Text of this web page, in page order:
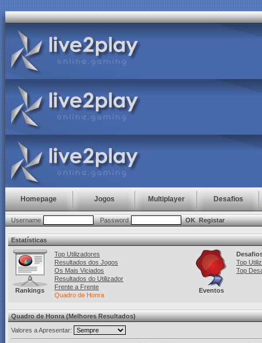
Homepage Jogos Multiplayer Desafios
Username Password OK Registar
Estatísticas
Rankings
Top Utilizadores
Resultados dos Jogos
Os Mais Viciados
Resultados do Utilizador
Frente a Frente
Quadro de Honra
Eventos
Top
Top
Quadro de Honra (Melhores Resultados)
Valores a Apresentar: